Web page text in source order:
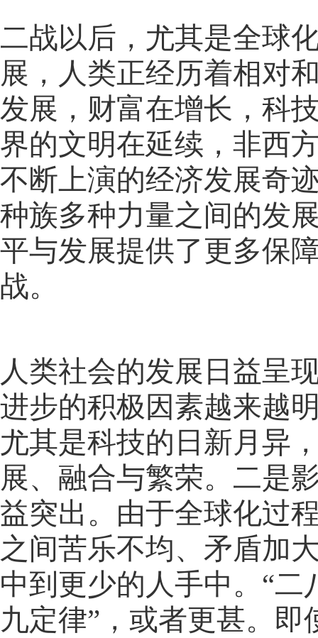
二战以后，尤其是全球
展，人类正经历着相对
发展，财富在增长，科
界的文明在延续，非西
不断上演的经济发展奇
种族多种力量之间的发
平与发展提供了更多保
战。
人类社会的发展日益呈
进步的积极因素越来越
尤其是科技的日新月异
展、融合与繁荣。二是
益突出。由于全球化过
之间苦乐不均、矛盾加
中到更少的人手中。“二
九定律”，或者更甚。